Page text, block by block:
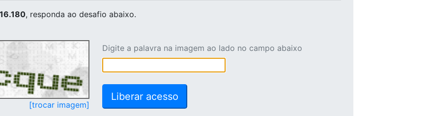
, responda ao desafio abaixo.
[trocar imagem]
Digite a palavra na imagem ao lado no campo abaixo